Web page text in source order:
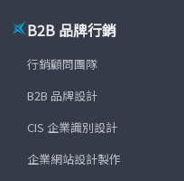
B2B 品牌行銷
行銷顧問團隊
B2B 品牌設計
CIS 企業識別設計
企業網站設計製作